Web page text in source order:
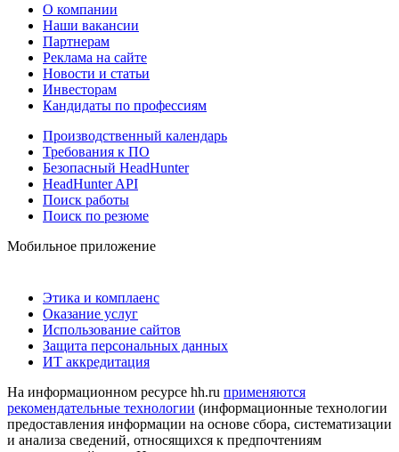
О компании
Наши вакансии
Партнерам
Реклама на сайте
Новости и статьи
Инвесторам
Кандидаты по профессиям
Производственный календарь
Требования к ПО
Безопасный HeadHunter
HeadHunter API
Поиск работы
Поиск по резюме
Мобильное приложение
Этика и комплаенс
Оказание услуг
Использование сайтов
Защита персональных данных
ИТ аккредитация
На информационном ресурсе hh.ru применяются
рекомендательные технологии (информационные технологии
предоставления информации на основе сбора, систематизации
и анализа сведений, относящихся к предпочтениям